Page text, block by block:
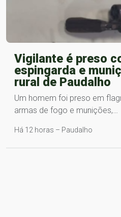
Vigilante é preso
espingarda e
rural de Paudalho
Um homem foi preso em
armas de fogo e munições,…
Há 12 horas – Paudalho